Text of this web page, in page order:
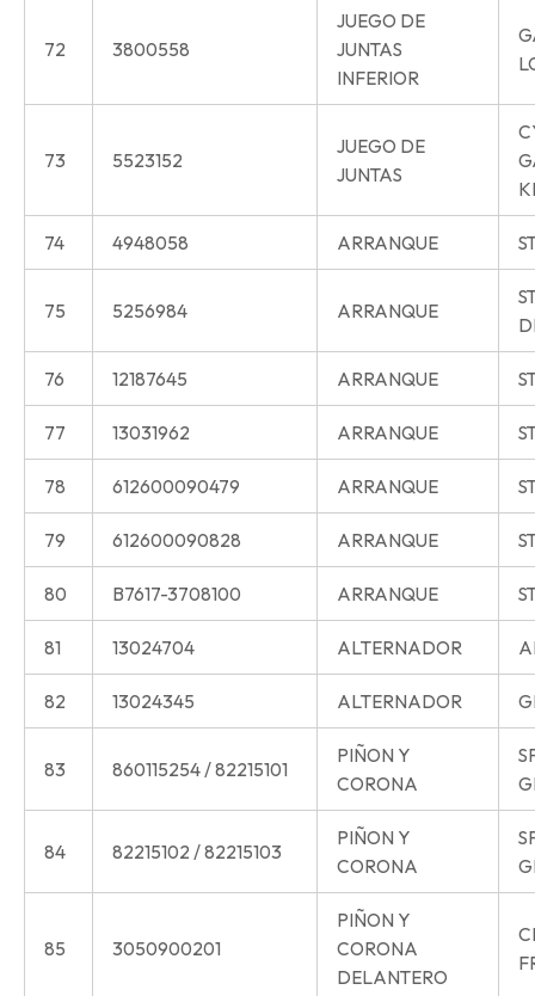
72 3800558
JUEGO DE
JUNTAS
INFERIOR
73 5523152
JUEGO DE
JUNTAS
74 4948058 ARRANQUE
75 5256984 ARRANQUE
76 12187645 ARRANQUE
77 13031962 ARRANQUE
78 612600090479 ARRANQUE
79 612600090828 ARRANQUE
80 B7617-3708100 ARRANQUE
81 13024704 ALTERNADOR
82 13024345 ALTERNADOR
83 860115254 / 82215101
PIÑON Y
CORONA
84 82215102 / 82215103
PIÑON Y
CORONA
85 3050900201
PIÑON Y
CORONA
DELANTERO